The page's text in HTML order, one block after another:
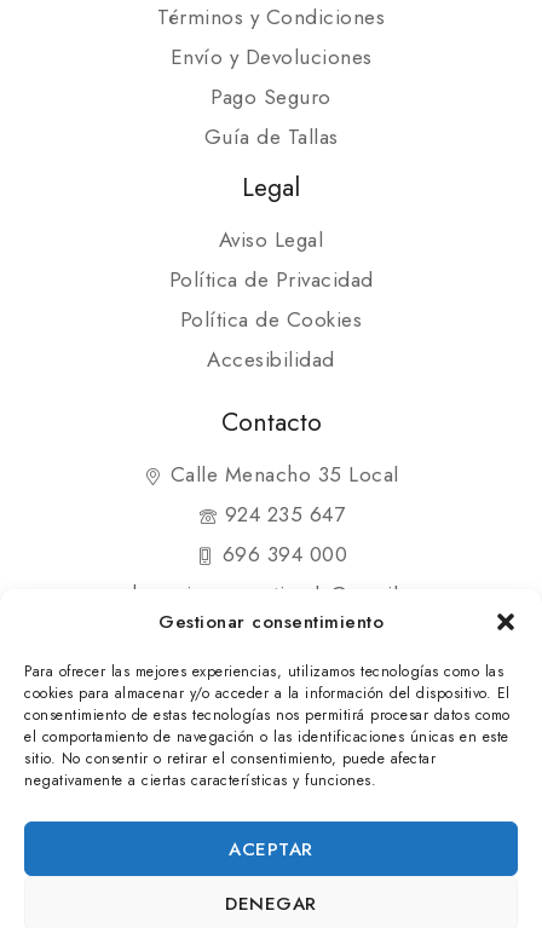
Gestionar consentimiento
Para ofrecer las mejores experiencias, utilizamos tecnologías como las
cookies para almacenar y/o acceder a la información del dispositivo. El
consentimiento de estas tecnologías nos permitirá procesar datos como
el comportamiento de navegación o las identificaciones únicas en este
sitio. No consentir o retirar el consentimiento, puede afectar
negativamente a ciertas características y funciones.
ACEPTAR
DENEGAR
Términos y Condiciones
Envío y Devoluciones
Pago Seguro
Guía de Tallas
Legal
Aviso Legal
Política de Privacidad
Política de Cookies
Accesibilidad
Contacto
Calle Menacho 35 Local
924 235 647
696 394 000
shopmipequenatienda@gmail.com
© 2025 Mi Pequeña Tienda. Todos los derechos
reservados